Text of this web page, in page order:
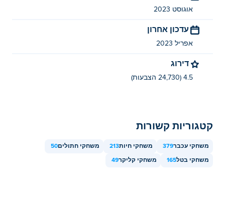
במכשירים ניידים ובשולחן העבודה?
Cat Clicker RE ניתן לשחק במחשב ובמכשירים ניידים כמו
טלפונים וטאבלטים.
אוגוסט 2023
עדכון אחרון
אפריל 2023
דירוג
4.5 (24,730 הצבעות)
קטגוריות קשורות
משחקי עכבר379 משחקי חיות213 משחקי חתולים50
משחקי בטל165 משחקי קליקר49